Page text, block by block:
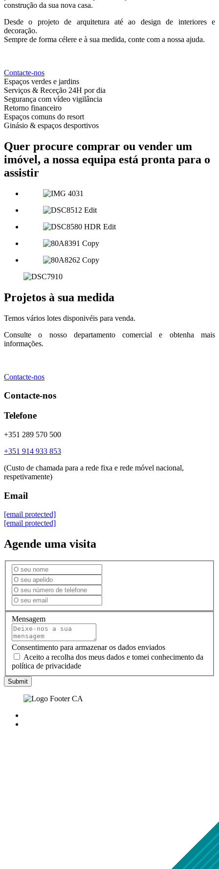
construção da sua nova casa.
Desde o projeto de arquitetura até ao design de interiores e
decoração.
Sempre de forma célere e à sua medida, conte com a nossa ajuda.
Contacte-nos
Espaços verdes e jardins
Serviços & Receção 24H por dia
Segurança com vídeo vigilância
Retorno financeiro
Espaços comuns do resort
Ginásio & espaços desportivos
Quer procure comprar ou vender um
imóvel, a nossa equipa está pronta para o
assistir
Projetos à sua medida
Temos vários lotes disponivéis para venda.
Consulte o nosso departamento comercial e obtenha mais
informações.
Contacte-nos
Contacte-nos
Telefone
+351 289 570 500
+351 914 933 853
(Custo de chamada para a rede fixa e rede móvel nacional,
respetivamente)
Email
[email protected]
[email protected]
Agende uma visita
Mensagem
Consentimento para armazenar os dados enviados
Aceito a recolha dos meus dados e tomei conhecimento da
política de privacidade